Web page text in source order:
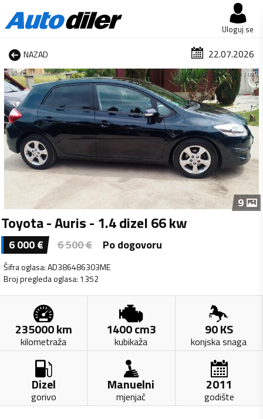
Uloguj se
NAZAD 22.07.2026
1 od 9
9
Toyota - Auris - 1.4 dizel 66 kw
6 000€ 6 500€ Po dogovoru
Šifra oglasa:AD386486303ME
Broj pregleda oglasa: 1352
235000km
kilometraža
1400cm3
kubikaža
90KS
konjska snaga
Dizel
gorivo
Manuelni
mjenjač
2011
godište